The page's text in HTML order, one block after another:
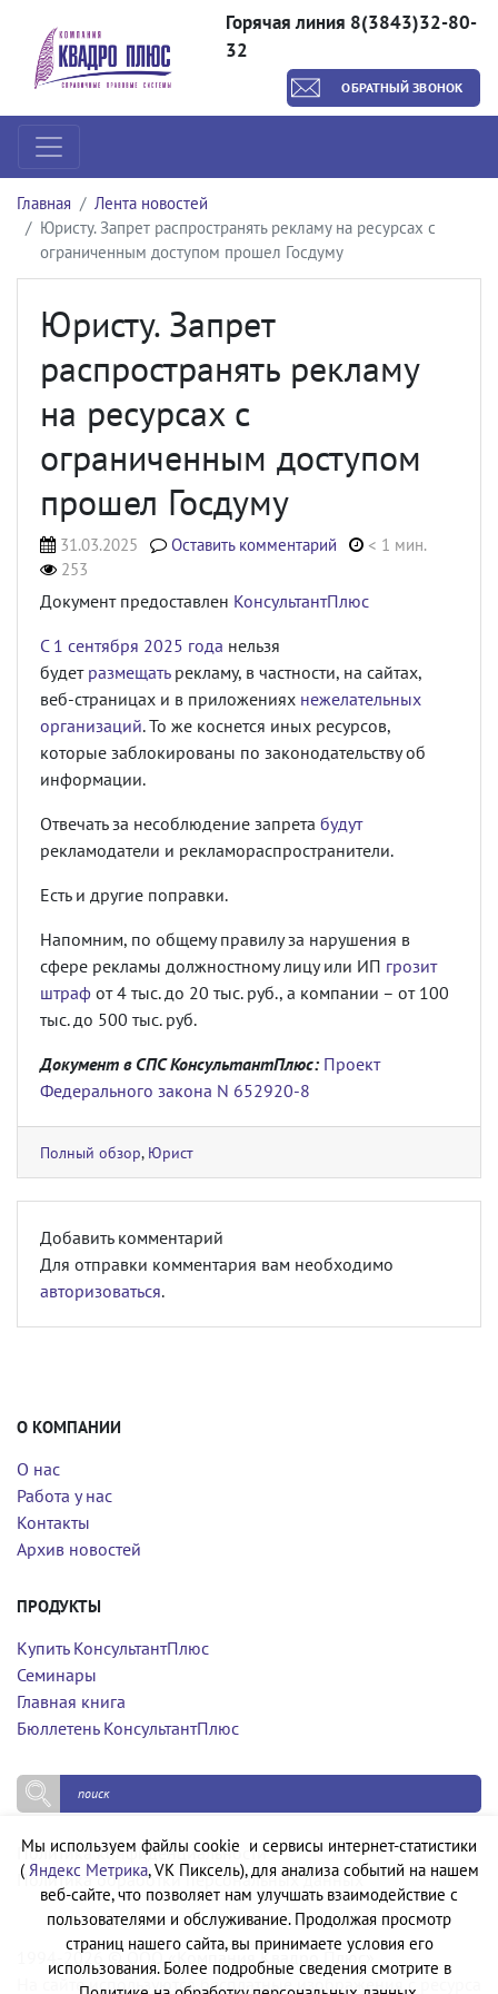
Горячая линия 8(3843)32-80-
32
ОБРАТНЫЙ ЗВОНОК
Главная
Лента новостей
Юристу. Запрет распространять рекламу на ресурсах с
ограниченным доступом прошел Госдуму
Юристу. Запрет
распространять рекламу
на ресурсах с
ограниченным доступом
прошел Госдуму
31.03.2025 Оставить комментарий
< 1 мин.
253
Документ предоставлен КонсультантПлюс
С 1 сентября 2025 года нельзя
будет размещатьрекламу, в частности, на сайтах,
веб-страницах и в приложениях нежелательных
организаций. То же коснется иных ресурсов,
которые заблокированы по законодательству об
информации.
Отвечать за несоблюдение запрета будут
рекламодатели и рекламораспространители.
Есть и другие поправки.
Напомним, по общему правилу за нарушения в
сфере рекламы должностному лицу или ИП грозит
штраф от 4 тыс. до 20 тыс. руб., а компании – от 100
тыс. до 500 тыс. руб.
Документ в СПС КонсультантПлюс: Проект
Федерального закона N 652920-8
Полный обзор, Юрист
Добавить комментарий
Для отправки комментария вам необходимо
авторизоваться.
О КОМПАНИИ
О нас
Работа у нас
Контакты
Архив новостей
ПРОДУКТЫ
Купить КонсультантПлюс
Семинары
Главная книга
Бюллетень КонсультантПлюс
Политика конфиденциальности
Политика обработки персональных данных
1994-2026 © ООО «Компания Квадро Плюс»
На сайте используются бесплатные изображения с ресурса
Мы используем файлы cookie и сервисы интернет-статистики
( Яндекс Метрика, VK Пиксель), для анализа событий на нашем
веб-сайте, что позволяет нам улучшать взаимодействие с
пользователями и обслуживание. Продолжая просмотр
страниц нашего сайта, вы принимаете условия его
использования. Более подробные сведения смотрите в